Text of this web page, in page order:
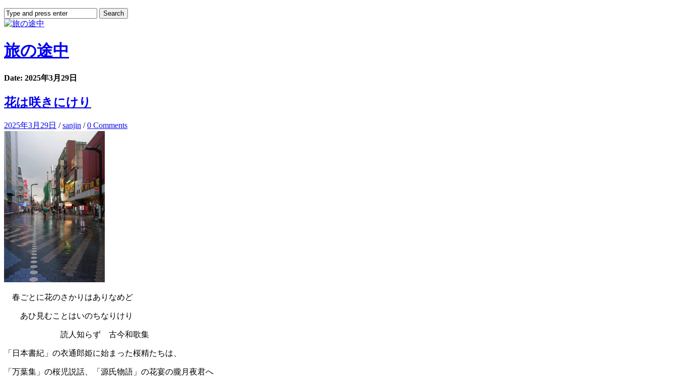
旅の途中
Date: 2025年3月29日
花は咲きにけり
2025年3月29日 /sanjin /0 Comments
春ごとに花のさかりはありなめど
あひ見むことはいのちなりけり
読人知らず 古今和歌集
「日本書紀」の衣通郎姫に始まった桜精たちは、
「万葉集」の桜児説話、「源氏物語」の花宴の朧月夜君へ